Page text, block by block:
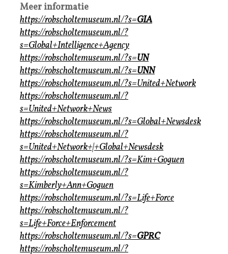
Meer informatie
https://robscholtemuseum.nl/?s=GIA
https://robscholtemuseum.nl/?
s=Global+Intelligence+Agency
https://robscholtemuseum.nl/?s=UN
https://robscholtemuseum.nl/?s=UNN
https://robscholtemuseum.nl/?s=United+Network
https://robscholtemuseum.nl/?
s=United+Network+News
https://robscholtemuseum.nl/?s=Global+Newsdesk
https://robscholtemuseum.nl/?
s=United+Network+|+Global+Newsdesk
https://robscholtemuseum.nl/?s=Kim+Goguen
https://robscholtemuseum.nl/?
s=Kimberly+Ann+Goguen
https://robscholtemuseum.nl/?s=Life+Force
https://robscholtemuseum.nl/?
s=Life+Force+Enforcement
https://robscholtemuseum.nl/?s=GPRC
https://robscholtemuseum.nl/?